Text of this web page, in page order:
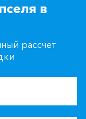
в
рассчет